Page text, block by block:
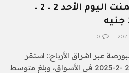
استقرار سعر الأسمنت اليوم الأحد 2 – 2 –
0
عبر اشراق الأرباح:: استقر
سعر الأسمنت اليوم الاحد 2 -2-2025 فى الأسواق، وبلغ متوسط